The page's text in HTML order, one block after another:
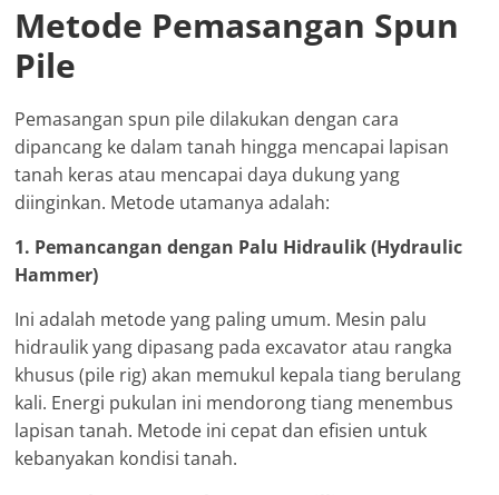
Metode Pemasangan Spun
Pile
Pemasangan spun pile dilakukan dengan cara
dipancang ke dalam tanah hingga mencapai lapisan
tanah keras atau mencapai daya dukung yang
diinginkan. Metode utamanya adalah:
1. Pemancangan dengan Palu Hidraulik (Hydraulic
Hammer)
Ini adalah metode yang paling umum. Mesin palu
hidraulik yang dipasang pada excavator atau rangka
khusus (pile rig) akan memukul kepala tiang berulang
kali. Energi pukulan ini mendorong tiang menembus
lapisan tanah. Metode ini cepat dan efisien untuk
kebanyakan kondisi tanah.